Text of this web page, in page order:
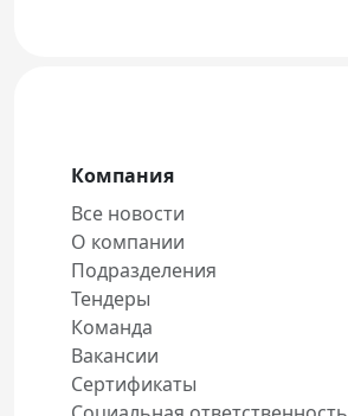
Компания
Все новости
О компании
Подразделения
Тендеры
Команда
Вакансии
Сертификаты